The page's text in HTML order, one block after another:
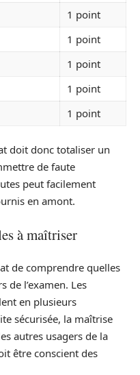
1 point
1 point
1 point
1 point
1 point
doit donc totaliser un
de faute
peut facilement
en amont.
à maîtriser
de comprendre quelles
de l’examen. Les
en plusieurs
sécurisée, la maîtrise
autres usagers de la
être conscient des